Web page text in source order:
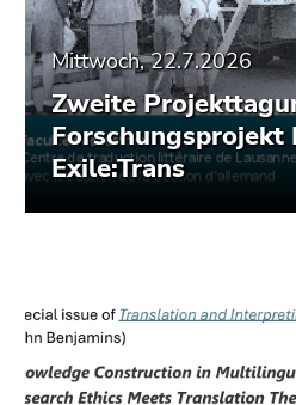
Mittwoch, 22.7.2026
Zweite
Forschungsprojekt
Exile:Trans